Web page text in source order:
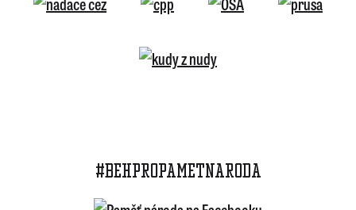
#BEHPROPAMETNARODA